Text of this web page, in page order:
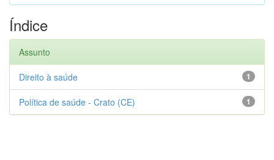
Índice
Assunto
1
Direito à saúde
1
Política de saúde - Crato (CE)